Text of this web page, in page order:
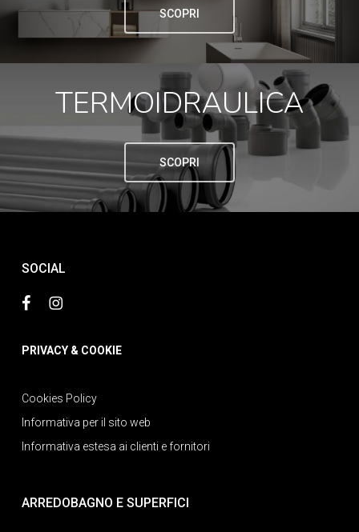
SCOPRI
TERMOIDRAULICA
SCOPRI
SOCIAL
PRIVACY & COOKIE
Cookies Policy
Informativa per il sito web
Informativa estesa ai clienti e fornitori
ARREDOBAGNO E SUPERFICI